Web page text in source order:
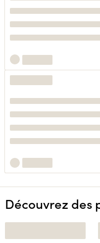
Découvrez des